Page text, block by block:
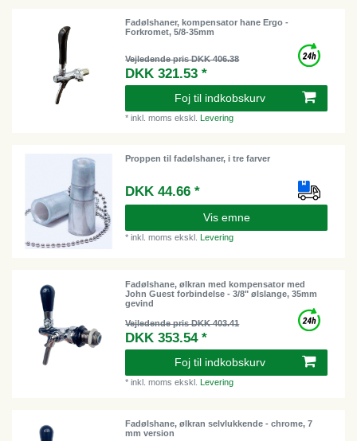
Fadølshaner, kompensator hane Ergo -
Forkromet, 5/8-35mm
Vejledende pris DKK 406.38
DKK 321.53 *
Foj til indkobskurv
*inkl. moms ekskl.Levering
Proppen til fadølshaner, i tre farver
DKK 44.66 *
Vis emne
*inkl. moms ekskl.Levering
Fadølshane, ølkran med kompensator med
John Guest forbindelse - 3/8" ølslange, 35mm
gevind
Vejledende pris DKK 403.41
DKK 353.54 *
Foj til indkobskurv
*inkl. moms ekskl. Levering
Fadølshane, ølkran selvlukkende - chrome, 7
mm version